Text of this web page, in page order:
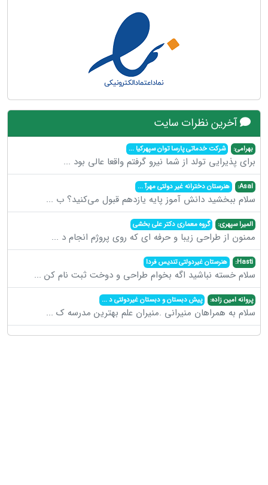
آخرین نظرات سایت
بهرامی: شرکت خدماتی پارسا توان سپهرکیا ...
برای پذیرایی تولد از شما نیرو گرفتم واقعا عالی بود ...
Asal: هنرستان دخترانه غیر دولتی مهرآ...
سلام ببخشید دانش آموز پایه یازدهم قبول می‌کنید؟ ب ...
المیرا سپهری: گروه معماری دکتر علی بخشی
ممنون از طراحی زیبا و حرفه ای که روی پروژم انجام د ...
Hasti: هنرستان غیردولتی تندیس فردا
سلام خسته نباشید اگه بخوام طراحی و دوخت ثبت نام کن ...
پروانه امین زاده: پیش دبستان و دبستان غیردولتی د...
سلام به همراهان منیرانی .منیران علم بهترین مدرسه ک ...